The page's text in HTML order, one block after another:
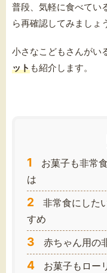
普段、気軽に食べてい
ら再確認してみましょ
小さなこどもさんがい
ットも紹介します。
1
お菓子も非常
は
2
非常食にした
すめ
3 赤ちゃん用の
4 お菓子もロー